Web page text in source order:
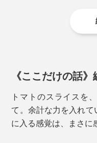
エディションナイフ
おすすめ。
《ここだけの話
トマトのスライスを
て。余計な力を入れ
に入る感覚は、まさに